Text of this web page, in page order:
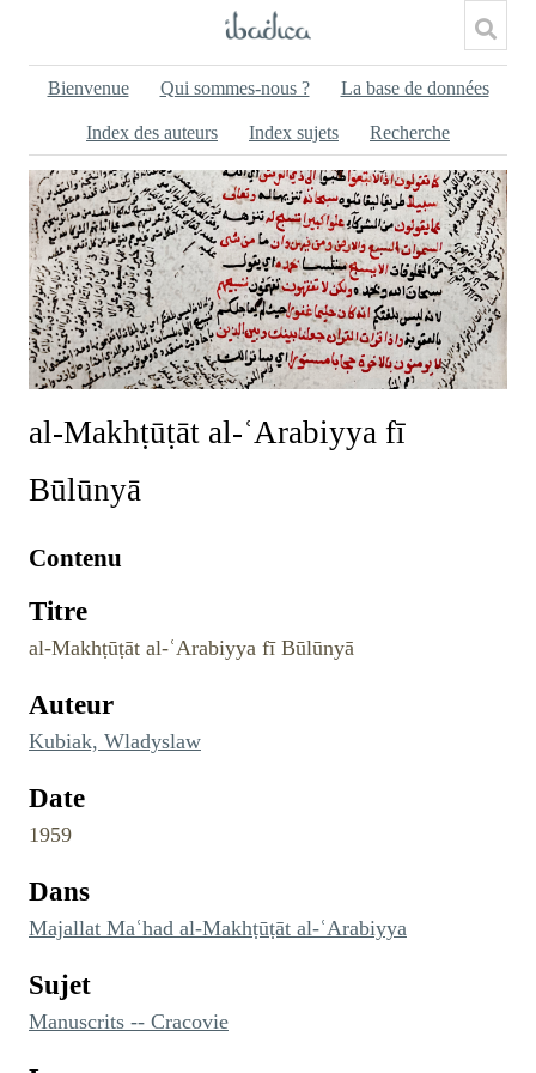
Bienvenue Qui sommes-nous ? La base de données
Index des auteurs Index sujets Recherche
al-Makhṭūṭāt al-ʿArabiyya fī
Būlūnyā
Contenu
Titre
al-Makhṭūṭāt al-ʿArabiyya fī Būlūnyā
Auteur
Kubiak, Wladyslaw
Date
1959
Dans
Majallat Maʿhad al-Makhṭūṭāt al-ʿArabiyya
Sujet
Manuscrits -- Cracovie